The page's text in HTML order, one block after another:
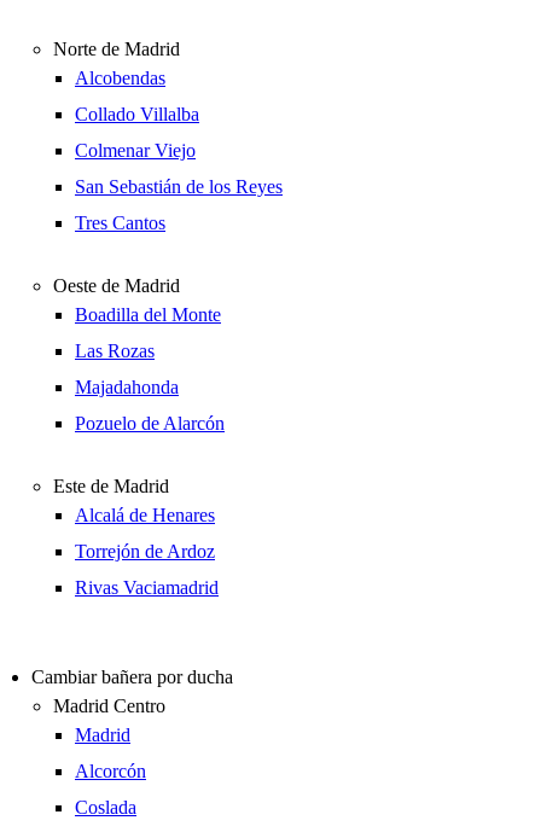
Norte de Madrid
Alcobendas
Collado Villalba
Colmenar Viejo
San Sebastián de los Reyes
Tres Cantos
Oeste de Madrid
Boadilla del Monte
Las Rozas
Majadahonda
Pozuelo de Alarcón
Este de Madrid
Alcalá de Henares
Torrejón de Ardoz
Rivas Vaciamadrid
Cambiar bañera por ducha
Madrid Centro
Madrid
Alcorcón
Coslada